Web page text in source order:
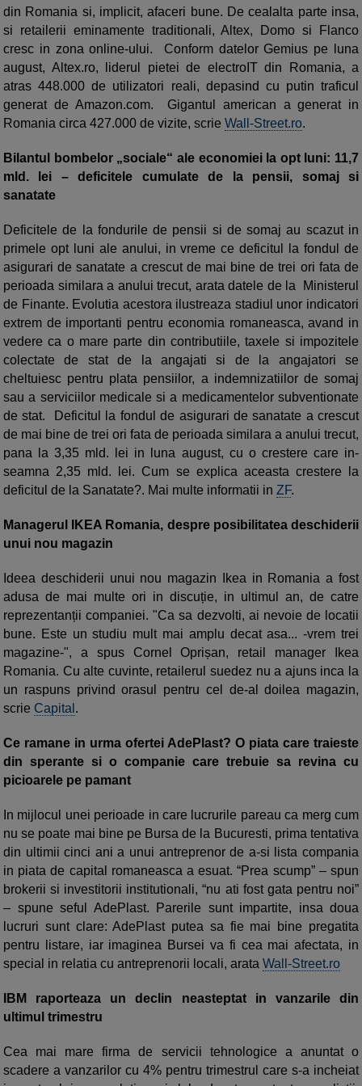
din Romania si, implicit, afaceri bune. De cealalta parte insa,
si retailerii eminamente traditionali, Altex, Domo si Flanco
cresc in zona online-ului. Conform datelor Gemius pe luna
august, Altex.ro, liderul pietei de electroIT din Romania, a
atras 448.000 de utilizatori reali, depasind cu putin traficul
generat de Amazon.com. Gigantul american a generat in
Romania circa 427.000 de vizite, scrie Wall-Street.ro.
Bilantul bombelor „sociale“ ale economiei la opt luni: 11,7
mld. lei – deficitele cumulate de la pensii, somaj si
sanatate
Deficitele de la fondurile de pensii si de somaj au scazut in
primele opt luni ale anului, in vreme ce deficitul la fondul de
asigurari de sanatate a crescut de mai bine de trei ori fata de
perioada similara a anului trecut, arata datele de la Ministerul
de Finante. Evolutia acestora ilustreaza stadiul unor indicatori
extrem de importanti pentru economia romaneasca, avand in
vedere ca o mare parte din contributiile, taxele si impozitele
colectate de stat de la angajati si de la angajatori se
cheltuiesc pentru plata pen­siilor, a indemnizatiilor de somaj
sau a serviciilor medi­cale si a medicamentelor sub­ventionate
de stat. De­fici­tul la fondul de asigurari de sanatate a crescut
de mai bine de trei ori fata de pe­rioada similara a anului trecut,
pana la 3,35 mld. lei in luna au­gust, cu o crestere care in­
seamna 2,35 mld. lei. Cum se explica aceasta crestere la
deficitul de la Sanatate?. Mai multe informatii in ZF.
Managerul IKEA Romania, despre posibilitatea deschiderii
unui nou magazin
Ideea deschiderii unui nou magazin Ikea in Romania a fost
adusa de mai multe ori in discuție, in ultimul an, de catre
reprezentanții companiei. "Ca sa dezvolti, ai nevoie de locatii
bune. Este un studiu mult mai amplu decat asa... -vrem trei
magazine-", a spus Cornel Oprișan, retail manager Ikea
Romania. Cu alte cuvinte, retailerul suedez nu a ajuns inca la
un raspuns privind orasul pentru cel de-al doilea magazin,
scrie Capital .
Ce ramane in urma ofertei AdePlast? O piata care traieste
din sperante si o companie care trebuie sa revina cu
picioarele pe pamant
In mijlocul unei perioade in care lucrurile pareau ca merg cum
nu se poate mai bine pe Bursa de la Bucuresti, prima tentativa
din ultimii cinci ani a unui antreprenor de a-si lista compania
in piata de capital romaneasca a esuat. “Prea scump” – spun
brokerii si investitorii institutionali, “nu ati fost gata pentru noi”
– spune seful AdePlast. Parerile sunt impartite, insa doua
lucruri sunt clare: AdePlast putea sa fie mai bine pregatita
pentru listare, iar imaginea Bursei va fi cea mai afectata, in
special in relatia cu antreprenorii locali, arata Wall-Street.ro
IBM raporteaza un declin neasteptat in vanzarile din
ultimul trimestru
Cea mai mare firma de servicii tehnologice a anuntat o
scadere a vanzarilor cu 4% pentru trimestrul care s-a incheiat